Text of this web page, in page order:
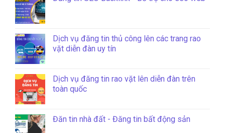
Dịch vụ đăng tin thủ công lên các trang rao
vặt diễn đàn uy tín
Dịch vụ đăng tin rao vặt lên diễn đàn trên
toàn quốc
Đăn tin nhà đất - Đăng tin bất động sản